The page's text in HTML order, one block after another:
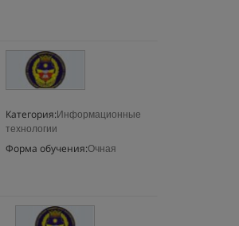
Категория: Информационные
технологии
Форма обучения:Очная